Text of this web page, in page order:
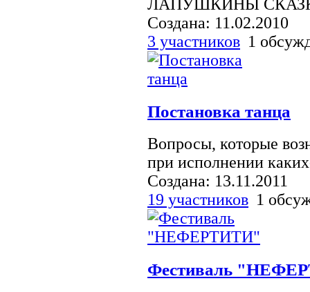
ЛАПУШКИНЫ
Создана: 11.02.2010
3 участников 1
Постановка танца
Вопросы, которые
при исполнении
Создана: 13.11.2011
19 участников 1
Фестиваль